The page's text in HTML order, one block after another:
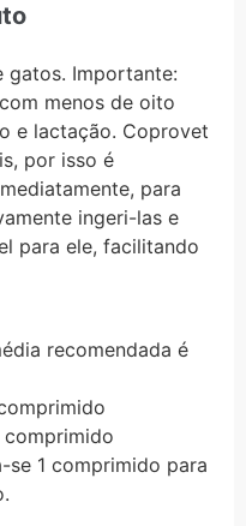
gatos. Importante:
menos de oito
e lactação. Coprovet
por isso é
para
ingeri-las e
para ele, facilitando
recomendada é
1 comprimido para